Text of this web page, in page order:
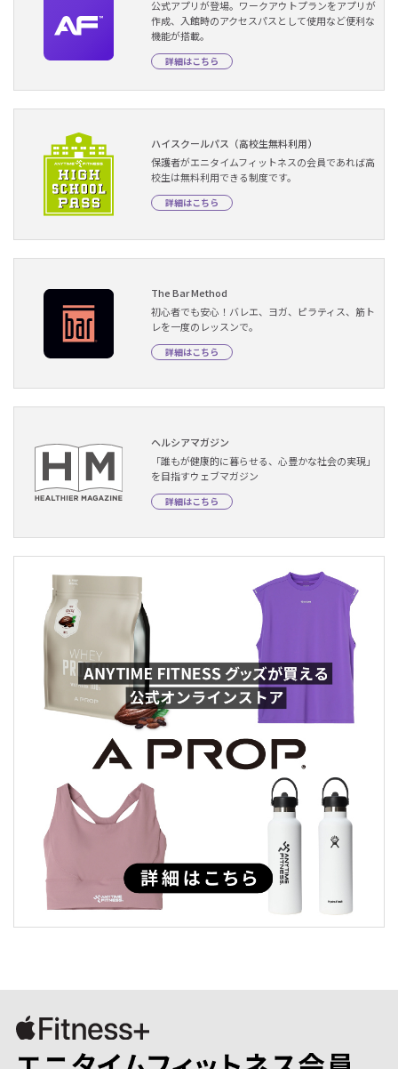
公式アプリが登場。ワークアウトプランをアプリが
作成、入館時のアクセスパスとして使用など便利な
機能が搭載。
詳細はこちら
ハイスクールパス（高校生無料利用）
保護者がエニタイムフィットネスの会員であれば高
校生は無料利用できる制度です。
詳細はこちら
The Bar Method
初心者でも安心！バレエ、ヨガ、ピラティス、筋ト
レを一度のレッスンで。
詳細はこちら
ヘルシアマガジン
「誰もが健康的に暮らせる、心豊かな社会の実現」
を目指すウェブマガジン
詳細はこちら